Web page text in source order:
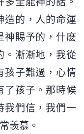
造的，人的命運
神賜予的，什麽
。漸漸地，我從
孩子難過，心情
了孩子。那時候
我們信，我們一
羡慕。